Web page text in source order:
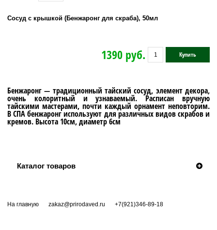
Сосуд с крышкой (Бенжаронг для скраба), 50мл
1390 руб. Купить
Бенжаронг — традиционный тайский сосуд, элемент декора,
очень колоритный и узнаваемый. Расписан вручную
тайскими мастерами, почти каждый орнамент неповторим.
В СПА бенжаронг используют для различных видов скрабов и
кремов. Высота 10см, диаметр 6см
Каталог товаров
На главную zakaz@prirodaved.ru +7(921)346-89-18